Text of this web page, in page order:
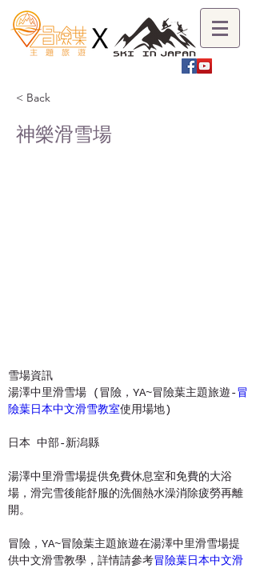
< Back
神樂滑雪場
雪場資訊
​湯澤中里滑雪場 (冒險，YA~冒險葉主題旅遊-冒
險葉日本中文滑雪教室使用場地)
日本 中部-新潟縣
湯澤中里滑雪場提供免費休息室和免費的大浴
場，滑完雪後能舒服的洗個熱水澡消除疲勞再離
開。
冒險，YA~冒險葉主題旅遊在湯澤中里滑雪場提
供中文滑雪教學，詳情請參考冒險葉日本中文滑